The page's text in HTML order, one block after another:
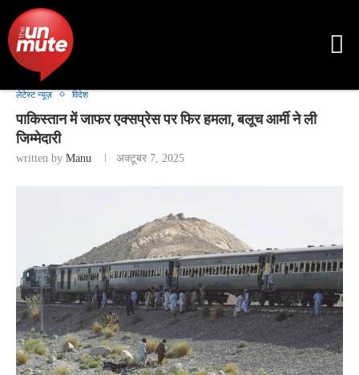
लेटेस्ट न्यूज़ विदेश
पाकिस्तान में जाफर एक्सप्रेस पर फिर हमला, बलूच आर्मी ने ली
जिम्मेदारी
written by Manu अक्टूबर 7, 2025